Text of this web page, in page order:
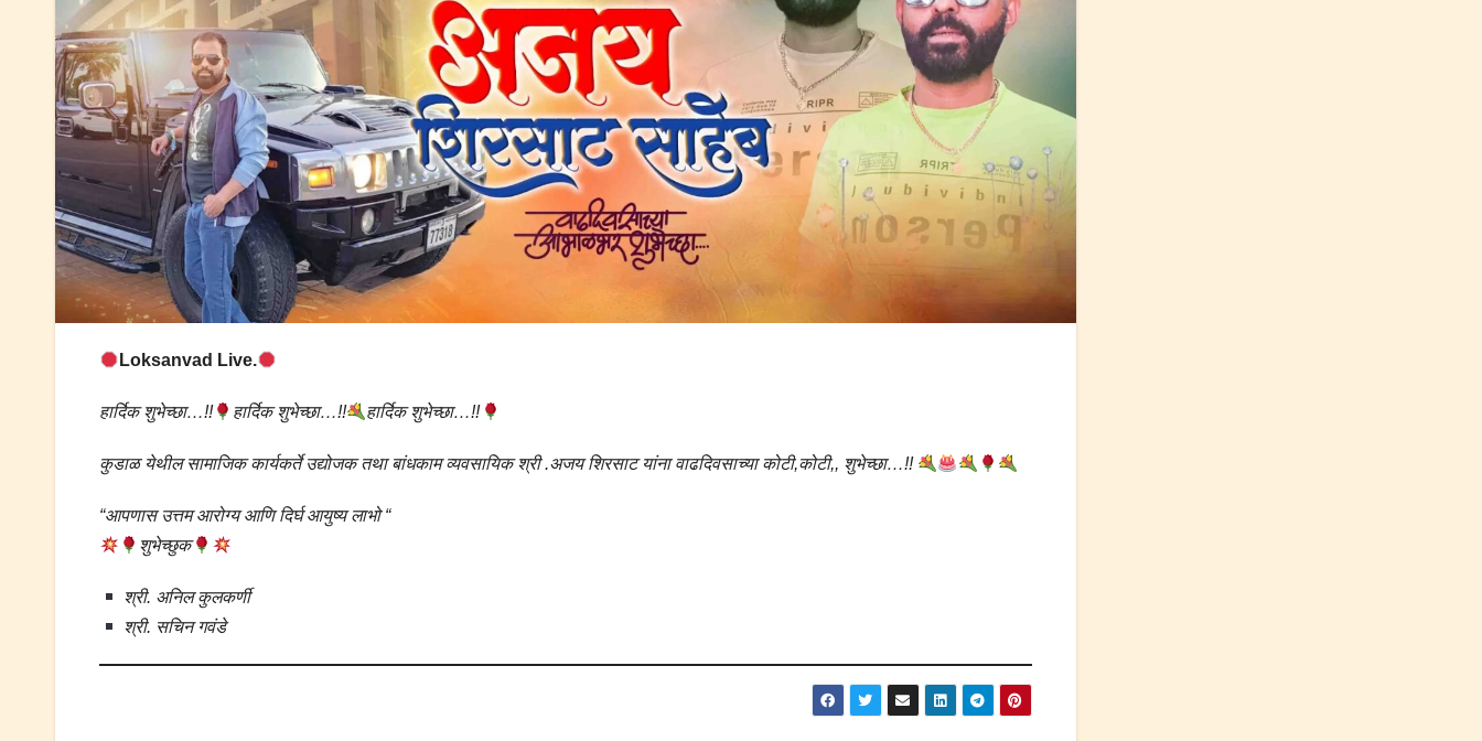
Loksanvad Live.
हार्दिक शुभेच्छा…!! हार्दिक शुभेच्छा…!! हार्दिक शुभेच्छा…!!
कुडाळ येथील सामाजिक कार्यकर्ते उद्योजक तथा बांधकाम व्यवसायिक श्री .अजय शिरसाट यांना वाढदिवसाच्या कोटी,कोटी,, शुभेच्छा…!!
“आपणास उत्तम आरोग्य आणि दिर्घ आयुष्य लाभो “
शुभेच्छुक
श्री. अनिल कुलकर्णी
श्री. सचिन गवंडे